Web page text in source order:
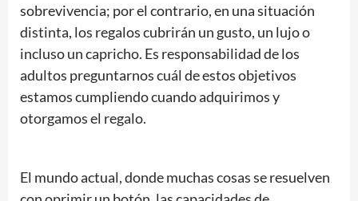
sobrevivencia; por el contrario, en una situación
distinta, los regalos cubrirán un gusto, un lujo o
incluso un capricho. Es responsabilidad de los
adultos preguntarnos cuál de estos objetivos
estamos cumpliendo cuando adquirimos y
otorgamos el regalo.
El mundo actual, donde muchas cosas se resuelven